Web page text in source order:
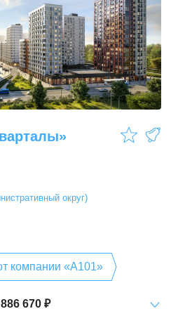
округ)
компании «А101»
670 ₽